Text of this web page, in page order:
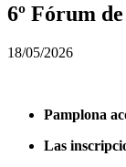
6º Fórum
18/05/2026
Pamplona
Las